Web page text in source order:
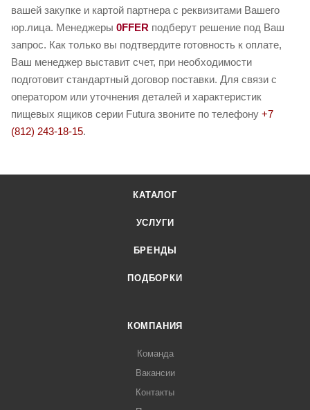
вашей закупке и картой партнера с реквизитами Вашего
юр.лица. Менеджеры 0FFER подберут решение под Ваш
запрос. Как только вы подтвердите готовность к оплате,
Ваш менеджер выставит счет, при необходимости
подготовит стандартный договор поставки. Для связи с
оператором или уточнения деталей и характеристик
пищевых ящиков серии Futura звоните по телефону +7
(812) 243-18-15.
КАТАЛОГ
УСЛУГИ
БРЕНДЫ
ПОДБОРКИ
КОМПАНИЯ
Команда
Вакансии
Контакты